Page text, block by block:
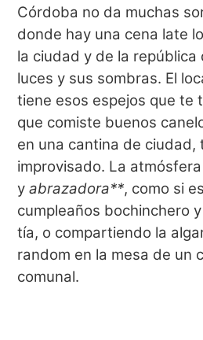
Córdoba no da muchas
donde hay una cena late
la ciudad y de la república
luces y sus sombras. El
tiene esos espejos que te
que comiste buenos
en una cantina de ciudad,
improvisado. La
y abrazadora**, como si
cumpleaños bochinchero
tía, o compartiendo la
random en la mesa de un
comunal.